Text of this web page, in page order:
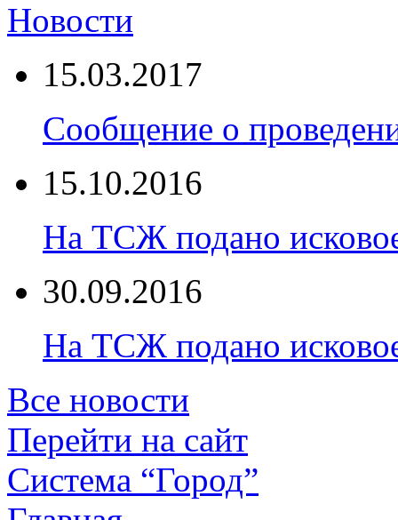
Новости
15.03.2017
Сообщение о
15.10.2016
На ТСЖ подано
30.09.2016
На ТСЖ подано
Все новости
Перейти на сайт
Система “Город”